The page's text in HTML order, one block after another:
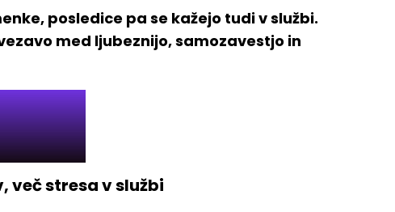
posledice pa se kažejo tudi v službi.
med ljubeznijo, samozavestjo in
več stresa v službi